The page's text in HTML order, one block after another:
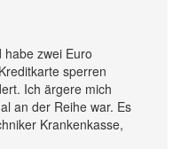
zwei Euro
sperren
Ich ärgere mich
an der Reihe war. Es
Krankenkasse,